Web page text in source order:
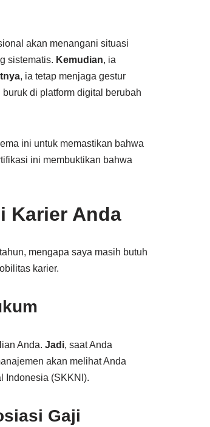
akan menangani situasi
sistematis. Kemudian, ia
, ia tetap menjaga gestur
buruk di platform digital berubah
ini untuk memastikan bahwa
ini membuktikan bahwa
Karier Anda
mengapa saya masih butuh
karier.
Anda. Jadi, saat Anda
akan melihat Anda
Indonesia (SKKNI).
Gaji